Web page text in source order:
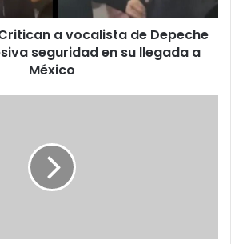
a vocalista de Depeche
seguridad en su llegada a
México